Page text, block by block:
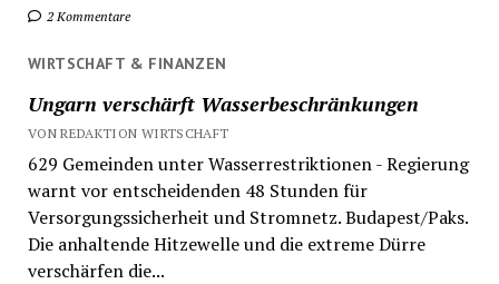
2 Kommentare
WIRTSCHAFT & FINANZEN
Ungarn verschärft Wasserbeschränkungen
VON REDAKTION WIRTSCHAFT
629 Gemeinden unter Wasserrestriktionen - Regierung
warnt vor entscheidenden 48 Stunden für
Versorgungssicherheit und Stromnetz. Budapest/Paks.
Die anhaltende Hitzewelle und die extreme Dürre
verschärfen die...